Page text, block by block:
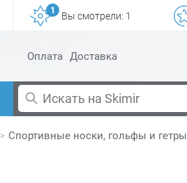
1
Вы смотрели: 1
Оплата Доставка
Спортивные носки, гольфы и гетры